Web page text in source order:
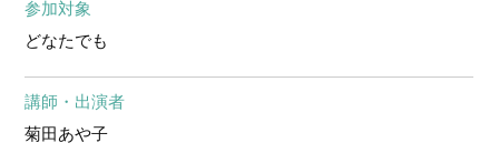
参加対象
どなたでも
講師・出演者
菊田あや子